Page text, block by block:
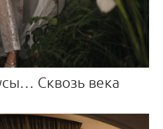
Сквозь века